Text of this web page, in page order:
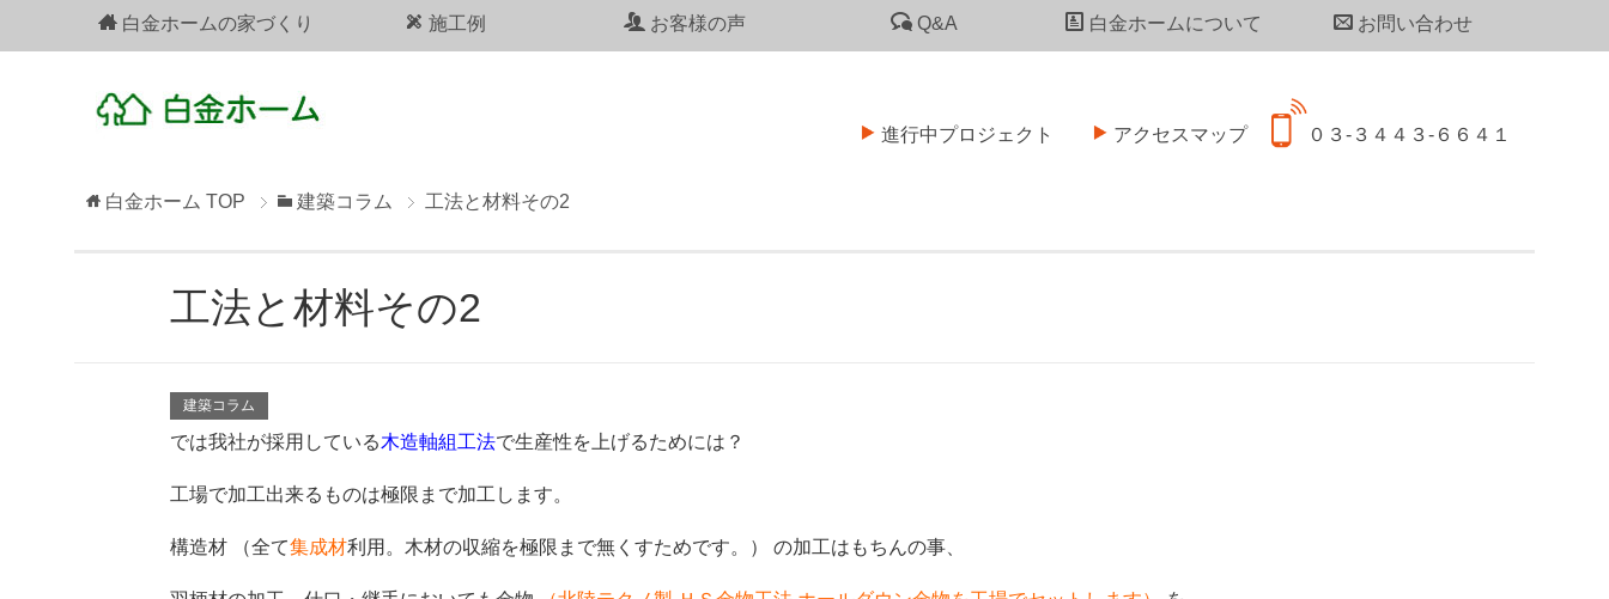
０３-３４４３-６６４１
アクセスマップ
進行中プロジェクト
白金ホームの家づくり 施工例 お客様の声 Q&A 白金ホームについて お問い合わせ
白金ホーム TOP 建築コラム 工法と材料その2
工法と材料その2
建築コラム
では我社が採用している木造軸組工法で生産性を上げるためには？
工場で加工出来るものは極限まで加工します。
構造材 （全て集成材利用 。 木材の収縮を極限まで無くすためです。） の加工はもちんの事、